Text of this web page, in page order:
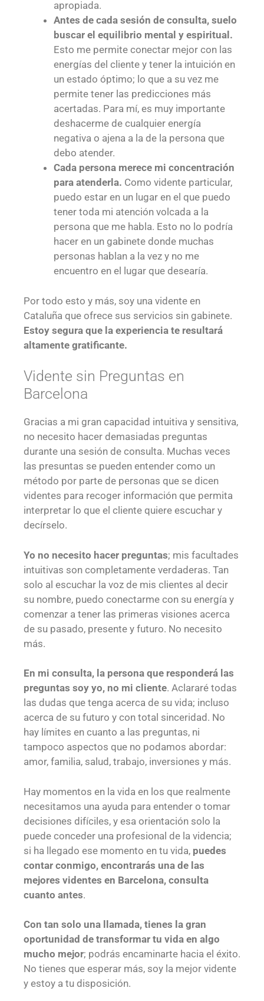
apropiada.
Antes de cada sesión de consulta, suelo
buscar el equilibrio mental y espiritual.
Esto me permite conectar mejor con las
energías del cliente y tener la intuición en
un estado óptimo; lo que a su vez me
permite tener las predicciones más
acertadas. Para mí, es muy importante
deshacerme de cualquier energía
negativa o ajena a la de la persona que
debo atender.
Cada persona merece mi concentración
para atenderla. Como vidente particular,
puedo estar en un lugar en el que puedo
tener toda mi atención volcada a la
persona que me habla. Esto no lo podría
hacer en un gabinete donde muchas
personas hablan a la vez y no me
encuentro en el lugar que desearía.
Por todo esto y más, soy una vidente en
Cataluña que ofrece sus servicios sin gabinete.
Estoy segura que la experiencia te resultará
altamente gratificante.
Vidente sin Preguntas en
Barcelona
Gracias a mi gran capacidad intuitiva y sensitiva,
no necesito hacer demasiadas preguntas
durante una sesión de consulta. Muchas veces
las presuntas se pueden entender como un
método por parte de personas que se dicen
videntes para recoger información que permita
interpretar lo que el cliente quiere escuchar y
decírselo.
Yo no necesito hacer preguntas; mis facultades
intuitivas son completamente verdaderas. Tan
solo al escuchar la voz de mis clientes al decir
su nombre, puedo conectarme con su energía y
comenzar a tener las primeras visiones acerca
de su pasado, presente y futuro. No necesito
más.
En mi consulta, la persona que responderá las
preguntas soy yo, no mi cliente. Aclararé todas
las dudas que tenga acerca de su vida; incluso
acerca de su futuro y con total sinceridad. No
hay límites en cuanto a las preguntas, ni
tampoco aspectos que no podamos abordar:
amor, familia, salud, trabajo, inversiones y más.
Hay momentos en la vida en los que realmente
necesitamos una ayuda para entender o tomar
decisiones difíciles, y esa orientación solo la
puede conceder una profesional de la videncia;
si ha llegado ese momento en tu vida, puedes
contar conmigo, encontrarás una de las
mejores videntes en Barcelona, consulta
cuanto antes.
Con tan solo una llamada, tienes la gran
oportunidad de transformar tu vida en algo
mucho mejor; podrás encaminarte hacia el éxito.
No tienes que esperar más, soy la mejor vidente
y estoy a tu disposición.